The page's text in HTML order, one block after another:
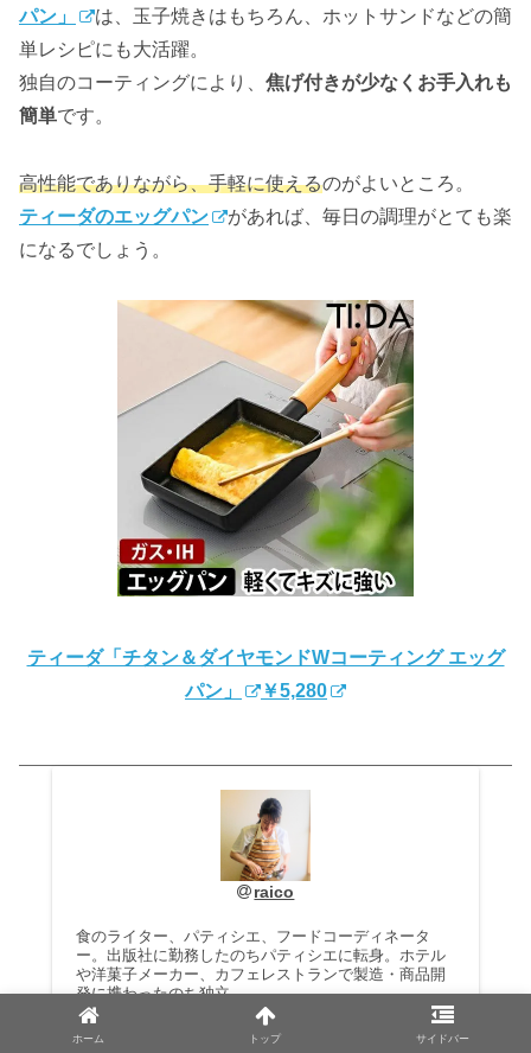
パン」
は、玉子焼きはもちろん、ホットサンドなどの簡
単レシピにも大活躍。
独自のコーティングにより、 焦げ付きが少なくお手入れも
簡単です。
高性能でありながら、手軽に使えるのがよいところ。
ティーダのエッグパン
があれば、毎日の調理がとても楽
になるでしょう。
ティーダ「チタン＆ダイヤモンドWコーティング エッグ
パン」
￥5,280
raico
食のライター、パティシエ、フードコーディネータ
ー。出版社に勤務したのちパティシエに転身。ホテル
や洋菓子メーカー、カフェレストランで製造・商品開
発に携わったのち独立。
フード関連の執筆業のほか、メーカーのレシピ開発や
ホーム トップ サイドバー